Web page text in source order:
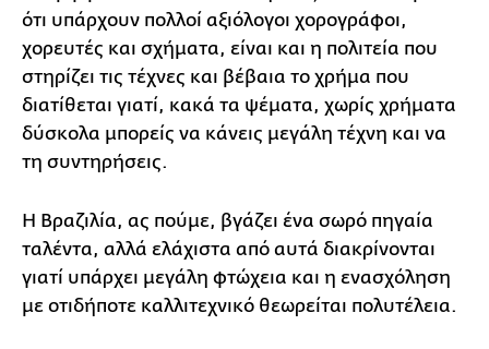
ότι υπάρχουν πολλοί αξιόλογοι χορογράφοι,
χορευτές και σχήματα, είναι και η πολιτεία που
στηρίζει τις τέχνες και βέβαια το χρήμα που
διατίθεται γιατί, κακά τα ψέματα, χωρίς χρήματα
δύσκολα μπορείς να κάνεις μεγάλη τέχνη και να
τη συντηρήσεις.
Η Βραζιλία, ας πούμε, βγάζει ένα σωρό πηγαία
ταλέντα, αλλά ελάχιστα από αυτά διακρίνονται
γιατί υπάρχει μεγάλη φτώχεια και η ενασχόληση
με οτιδήποτε καλλιτεχνικό θεωρείται πολυτέλεια.